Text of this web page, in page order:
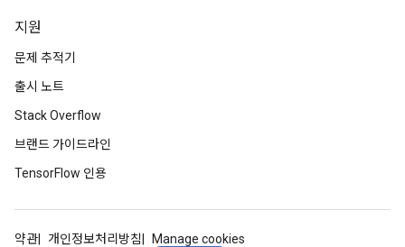
지원
문제 추적기
출시 노트
Stack Overflow
브랜드 가이드라인
TensorFlow 인용
약관 개인정보처리방침
Manage cookies